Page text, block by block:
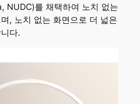
NUDC)를 채택하여 노치 없는
, 노치 없는 화면으로 더 넓은
다.